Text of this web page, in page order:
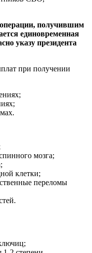
получившим
единовременная
указу президента
при получении
мозга;
клетки;
переломы